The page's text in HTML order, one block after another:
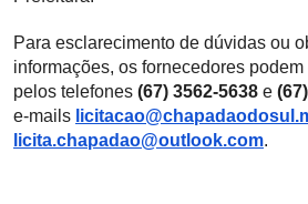
Para esclarecimento de dúvidas ou
informações, os fornecedores
pelos telefones (67) 3562-5638 e
e-mails
licita.chapadao@outlook.com.